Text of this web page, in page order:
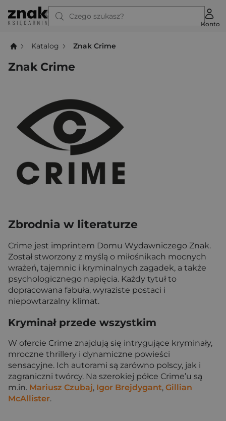
Czego szukasz?
Konto
Katalog Znak Crime
Znak Crime
Zbrodnia w literaturze
Crime jest imprintem Domu Wydawniczego Znak.
Został stworzony z myślą o miłośnikach mocnych
wrażeń, tajemnic i kryminalnych zagadek, a także
psychologicznego napięcia. Każdy tytuł to
dopracowana fabuła, wyraziste postaci i
niepowtarzalny klimat.
Kryminał przede wszystkim
W ofercie Crime znajdują się intrygujące kryminały,
mroczne thrillery i dynamiczne powieści
sensacyjne. Ich autorami są zarówno polscy, jak i
zagraniczni twórcy. Na szerokiej półce Crime’u są
m.in. Mariusz Czubaj, Igor Brejdygant, Gillian
McAllister.